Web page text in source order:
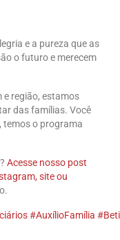
e a pureza que as
o futuro e merecem
e região, estamos
das famílias. Você
temos o programa
Acesse nosso post
site ou
#AuxílioFamília